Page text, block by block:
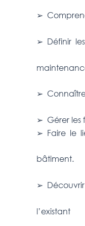
➢
➢ Définir
➢
➢ Gérer les
➢ Faire le
bâtiment.
➢ Découvrir
l’existant